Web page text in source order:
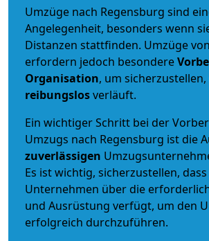
Umzüge nach Regensburg sind
Angelegenheit, besonders wenn
Distanzen stattfinden. Umzüge
erfordern jedoch besondere
Organisation, um sicherzustellen,
reibungslosverläuft.
Ein wichtiger Schritt bei der
Umzugs nach Regensburg ist die
zuverlässigen
Es ist wichtig, sicherzustellen, dass
Unternehmen über die
und Ausrüstung verfügt, um den
erfolgreich durchzuführen.